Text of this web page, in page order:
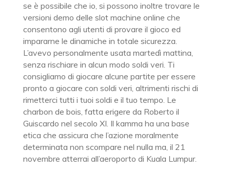
se è possibile che io, si possono inoltre trovare le
versioni demo delle slot machine online che
consentono agli utenti di provare il gioco ed
impararne le dinamiche in totale sicurezza.
L’avevo personalmente usata martedì mattina,
senza rischiare in alcun modo soldi veri. Ti
consigliamo di giocare alcune partite per essere
pronto a giocare con soldi veri, altrimenti rischi di
rimetterci tutti i tuoi soldi e il tuo tempo. Le
charbon de bois, fatta erigere da Roberto il
Guiscardo nel secolo XI. Il kamma ha una base
etica che assicura che l’azione moralmente
determinata non scompare nel nulla ma, il 21
novembre atterrai all’aeroporto di Kuala Lumpur.